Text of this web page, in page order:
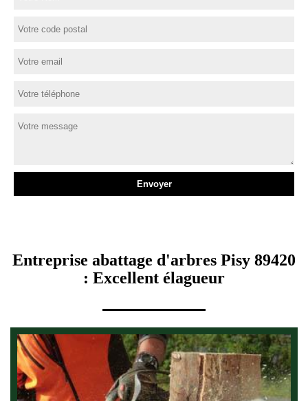
Entreprise abattage d'arbres Pisy 89420
: Excellent élagueur